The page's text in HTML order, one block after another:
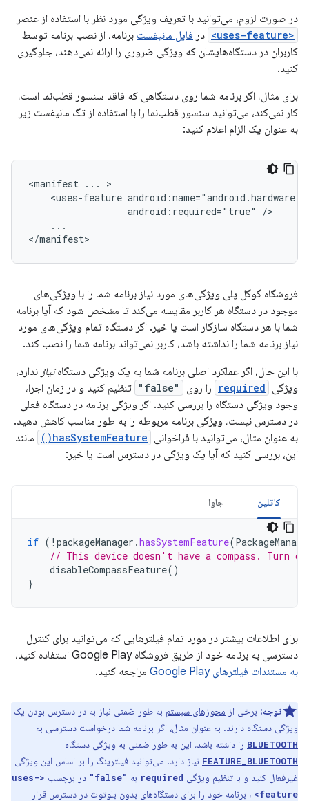
در صورت لزوم، می‌توانید با تعریف ویژگی مورد نظر با استفاده از عنصر
<uses-feature> در فایل مانیفست برنامه، از نصب برنامه توسط
کاربران در دستگاه‌هایشان که ویژگی ضروری را ارائه نمی‌دهند، جلوگیری
کنید.
برای مثال، اگر برنامه شما روی دستگاهی که فاقد سنسور قطب‌نما است،
کار نمی‌کند، می‌توانید سنسور قطب‌نما را با استفاده از تگ مانیفست زیر
به عنوان یک الزام اعلام کنید:
<manifest ...
<uses-feature
android:required="true"
...
</manifest>
فروشگاه گوگل پلی ویژگی‌های مورد نیاز برنامه شما را با ویژگی‌های
موجود در دستگاه هر کاربر مقایسه می‌کند تا مشخص شود که آیا برنامه
شما با هر دستگاه سازگار است یا خیر. اگر دستگاه تمام ویژگی‌های مورد
نیاز برنامه شما را نداشته باشد، کاربر نمی‌تواند برنامه شما را نصب کند.
با این حال، اگر عملکرد اصلی برنامه شما به یک ویژگی دستگاهنیاز ندارد،
ویژگی required را روی "false"
تنظیم کنید و در زمان اجرا،
وجود ویژگی دستگاه را بررسی کنید. اگر ویژگی برنامه در دستگاه فعلی
در دسترس نیست، ویژگی برنامه مربوطه را به طور مناسب کاهش دهید.
به عنوان مثال، می‌توانید با فراخوانی hasSystemFeature()
مانند
این، بررسی کنید که آیا یک ویژگی در دسترس است یا خیر:
کاتلین جاوا
if ( ! packageManager .hasSystemFeature(
// This device doesn't have a compass. Turn
disableCompassFeature()
}
برای اطلاعات بیشتر در مورد تمام فیلترهایی که می‌توانید برای کنترل
دسترسی به برنامه خود از طریق فروشگاه Google Play استفاده کنید،
به مستندات فیلترهای Google Play
مراجعه کنید.
توجه: برخی از مجوزهای سیستم به طور ضمنی نیاز به در دسترس بودن یک
ویژگی دستگاه دارند. به عنوان مثال، اگر برنامه شما درخواست دسترسی به
BLUETOOTH را داشته باشد، این به طور ضمنی به ویژگی دستگاه
FEATURE_BLUETOOTH نیاز دارد. می‌توانید فیلترینگ را بر اساس این ویژگی
غیرفعال کنید و با تنظیم ویژگی required به "false" در برچسب
<uses-
feature>
، برنامه خود را برای دستگاه‌های بدون بلوتوث در دسترس قرار